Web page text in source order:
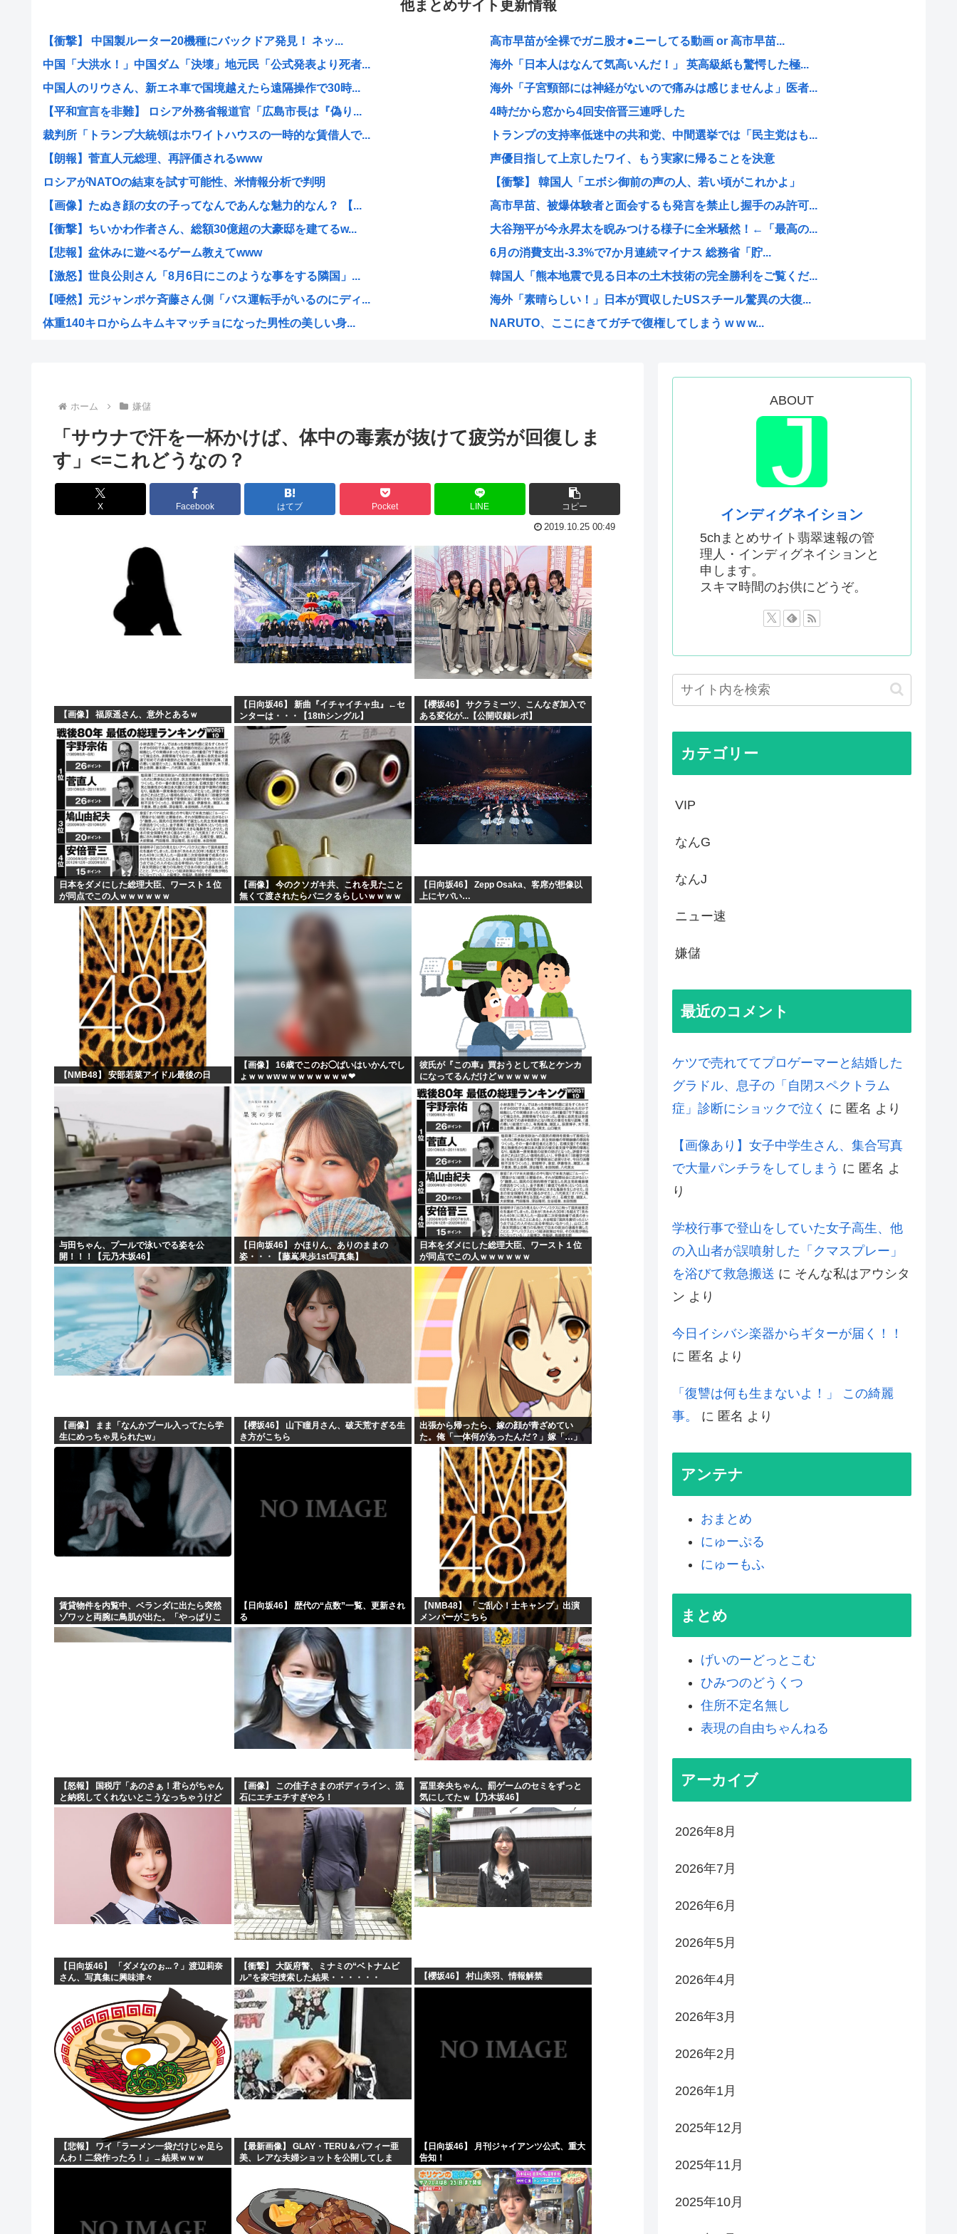
他まとめサイト更新情報
【衝撃】 中国製ルーター20機種にバックドア発見！ ネッ...
中国「大洪水！」中国ダム「決壊」地元民「公式発表より死者...
中国人のリウさん、新エネ車で国境越えたら遠隔操作で30時...
【平和宣言を非難】 ロシア外務省報道官「広島市長は『偽り...
裁判所「トランプ大統領はホワイトハウスの一時的な賃借人で...
【朗報】菅直人元総理、再評価されるwww
ロシアがNATOの結束を試す可能性、米情報分析で判明
【画像】たぬき顔の女の子ってなんであんな魅力的なん？ 【...
【衝撃】ちいかわ作者さん、総額30億超の大豪邸を建てるw...
【悲報】盆休みに遊べるゲーム教えてwww
【激怒】世良公則さん「8月6日にこのような事をする隣国」...
【唖然】元ジャンポケ斉藤さん側「バス運転手がいるのにディ...
体重140キロからムキムキマッチョになった男性の美しい身...
好きな惣菜パンベスト3は?
髭剃りの替え刃って高過ぎじゃね？？
【衝撃画像】昔の『深夜アニメ』が凄すぎるwww「母親の前...
“アンダーヘア脱毛”に中高年男性殺到のワケ…9年で患者数...
【画像】橋本環奈さん、昔からビジュアルが完成されすぎてい...
姉の友人、友人の姉、エ口いのどっち？
自民党さん、障がい者福祉を切り捨てて財源捻出に成功www
【激怒】ショートスリーパーさん「寝たほうがいいのでは？」...
【悲報】男の趣味Tier表、ガチでヤバすぎるwww
【悲報】じゃあ逆に「これはチェーン店でいいぞ」ってもの
【画像】日本のアニメやゲーム、三国志の史実を歪めて歴史を...
高市早苗が全裸でガニ股オ●ニーしてる動画 or 高市早苗...
海外「日本人はなんて気高いんだ！」 英高級紙も驚愕した極...
海外「子宮頸部には神経がないので痛みは感じませんよ」医者...
4時だから窓から4回安倍晋三連呼した
トランプの支持率低迷中の共和党、中間選挙では「民主党はも...
声優目指して上京したワイ、もう実家に帰ることを決意
【衝撃】 韓国人「エボシ御前の声の人、若い頃がこれかよ」
高市早苗、被爆体験者と面会するも発言を禁止し握手のみ許可...
大谷翔平が今永昇太を睨みつける様子に全米騒然！←「最高の...
6月の消費支出-3.3%で7か月連続マイナス 総務省「貯...
韓国人「熊本地震で見る日本の土木技術の完全勝利をご覧くだ...
海外「素晴らしい！」日本が買収したUSスチール驚異の大復...
NARUTO、ここにきてガチで復権してしまう w w w...
首相官邸「高市総理の映像を悪用した偽サイトに注意してくだ...
声優、なんかAIに勝ちそう。「声も「人格の象徴」明記、法...
高市政府「原油調達コストはみんなで負担してもらうわよ！」
謎の新人女性声優H、彗星の如く水着で現れ声優水着界隈をざ...
【高市】「フキハラのプロ」高市早苗のほっぺたをプクッと膨...
大谷翔平が今永昇太を睨みつける様子に全米騒然！←「最高の...
海外「W杯は八百長だった」FIFA会長支持を表明したサッ...
例のダンスアニメの作者、ヤバすぎる
高市早苗の消費税減税、93%が「賛成」www
ワイ小学生やけどアナログで絵描いたから見て
国家情報局のスパイ通報フォーム、マイクロソフト365だっ...
ハンターハンターのゴンっておるやん
ちいかわのモモンガ、逝きそう
韓国人「韓国に10年間の出場権剥奪や過去ワールドカップ、...
ホーム 嫌儲
「サウナで汗を一杯かけば、体中の毒素が抜けて疲労が回復しま
す」<=これどうなの？
X Facebook はてブ Pocket LINE コピー
2019.10.25 00:49
【画像】 福原遥さん、意外とあるｗ
【日向坂46】 新曲『イチャイチャ虫』←セ
ンターは・・・【18thシングル】
【櫻坂46】 サクラミーツ、こんなぎ加入で
ある変化が...【公開収録レポ】
日本をダメにした総理大臣、ワースト１位
が同点でこの人ｗｗｗｗｗｗ
【画像】 今のクソガキ共、これを見たこと
無くて渡されたらパニクるらしいｗｗｗｗ
ｗｗｗｗｗｗｗｗｗ
【日向坂46】 Zepp Osaka、客席が想像以
上にヤバい…
【NMB48】 安部若菜アイドル最後の日
【画像】 16歳でこのお◯ぱいはいかんでし
ょｗｗｗwｗｗｗｗｗｗｗｗ❤
彼氏が『この車』買おうとして私とケンカ
になってるんだけどｗｗｗｗｗｗ
与田ちゃん、プールで泳いでる姿を公
開！！！【元乃木坂46】
【日向坂46】 かほりん、ありのままの
姿・・・【藤嶌果歩1st写真集】
日本をダメにした総理大臣、ワースト１位
が同点でこの人ｗｗｗｗｗｗ
【画像】 まま「なんかプール入ってたら学
生にめっちゃ見られたw」
【櫻坂46】 山下瞳月さん、破天荒すぎる生
き方がこちら
出張から帰ったら、嫁の顔が青ざめてい
た。俺「一体何があったんだ？」嫁「…」
→子供たちに話を聞くと…
賃貸物件を内覧中、ベランダに出たら突然
ゾワッと両腕に鳥肌が出た。「やっぱりこ
の部屋嫌だ」と思った瞬間、体が前にドン
ッと突き飛ばされて…
【日向坂46】 歴代の“点数”一覧、更新され
る
【NMB48】 「ご乱心！士キャンプ」出演
メンバーがこちら
【怒報】 国税庁「あのさぁ！君らがちゃん
と納税してくれないとこうなっちゃうけど
どうする？！」←これw w w w w w w w
【画像】 この佳子さまのボディライン、流
石にエチエチすぎやろ！
冨里奈央ちゃん、罰ゲームのセミをずっと
気にしてたｗ【乃木坂46】
【日向坂46】 「ダメなのぉ...？」渡辺莉奈
さん、写真集に興味津々
【衝撃】 大阪府警、ミナミの“ベトナムビ
ル”を家宅捜索した結果・・・・・・
【櫻坂46】 村山美羽、情報解禁
【悲報】 ワイ「ラーメン一袋だけじゃ足ら
んわ！二袋作ったろ！」→結果ｗｗｗ
【最新画像】 GLAY・TERU＆パフィー亜
美、レアな夫婦ショットを公開してしま
【日向坂46】 月刊ジャイアンツ公式、重大
告知！
ABOUT
インディグネイション
5chまとめサイト翡翠速報の管
理人・インディグネイションと
申します。
スキマ時間のお供にどうぞ。
カテゴリー
VIP
なんG
なんJ
ニュー速
嫌儲
最近のコメント
ケツで売れててプロゲーマーと結婚した
グラドル、息子の「自閉スペクトラム
症」診断にショックで泣く に 匿名 より
【画像あり】女子中学生さん、集合写真
で大量パンチラをしてしまう に 匿名 よ
り
学校行事で登山をしていた女子高生、他
の入山者が誤噴射した「クマスプレー」
を浴びて救急搬送 に そんな私はアウシタ
ン より
今日イシバシ楽器からギターが届く！！
に 匿名 より
「復讐は何も生まないよ！」 この綺麗
事。
に 匿名 より
アンテナ
おまとめ
にゅーぷる
にゅーもふ
まとめ
げいのーどっとこむ
ひみつのどうくつ
住所不定名無し
表現の自由ちゃんねる
アーカイブ
2026年8月
2026年7月
2026年6月
2026年5月
2026年4月
2026年3月
2026年2月
2026年1月
2025年12月
2025年11月
2025年10月